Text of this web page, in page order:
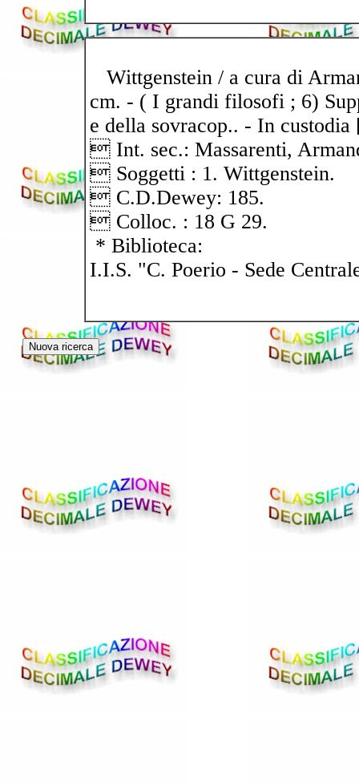
Wittgenstein / a cura di
cm. - ( I grandi filosofi ; 6)
e della sovracop.. - In
 Int. sec.: Massarenti,
 Soggetti : 1. Wittgenstein.
 C.D.Dewey: 185.
 Colloc. : 18 G 29.
* Biblioteca:
I.I.S. "C. Poerio - Sede